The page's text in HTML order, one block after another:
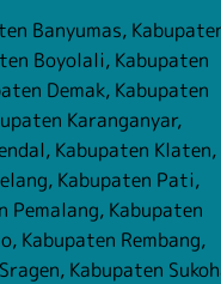
Banyumas,
Boyolali, Kabupaten
Demak, Kabupaten
Karanganyar,
Kabupaten Klaten,
Kabupaten Pati,
Pemalang, Kabupaten
Kabupaten Rembang,
Kabupaten